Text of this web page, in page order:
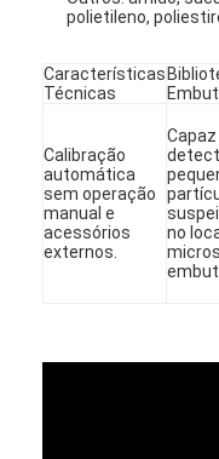
polietileno,
Características
Técnicas
Calibração
automática
sem operação
manual e
acessórios
externos.
Capaz
no